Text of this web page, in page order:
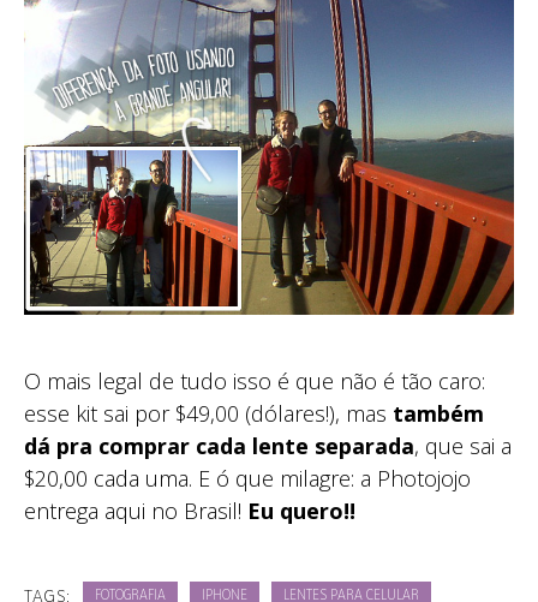
O mais legal de tudo isso é que não é tão caro:
esse kit sai por $49,00 (dólares!), mas também
dá pra comprar cada lente separada, que sai a
$20,00 cada uma. E ó que milagre: a Photojojo
entrega aqui no Brasil! Eu quero!!
TAGS: FOTOGRAFIA IPHONE LENTES PARA CELULAR